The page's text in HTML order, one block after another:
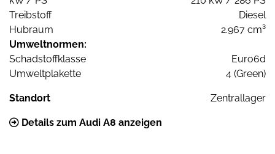
Treibstoff
Diesel
Hubraum
2.967 cm³
Umweltnormen:
Schadstoffklasse
Euro6d
Umweltplakette
4 (Green)
Standort Zentrallager
Details zum Audi A8 anzeigen